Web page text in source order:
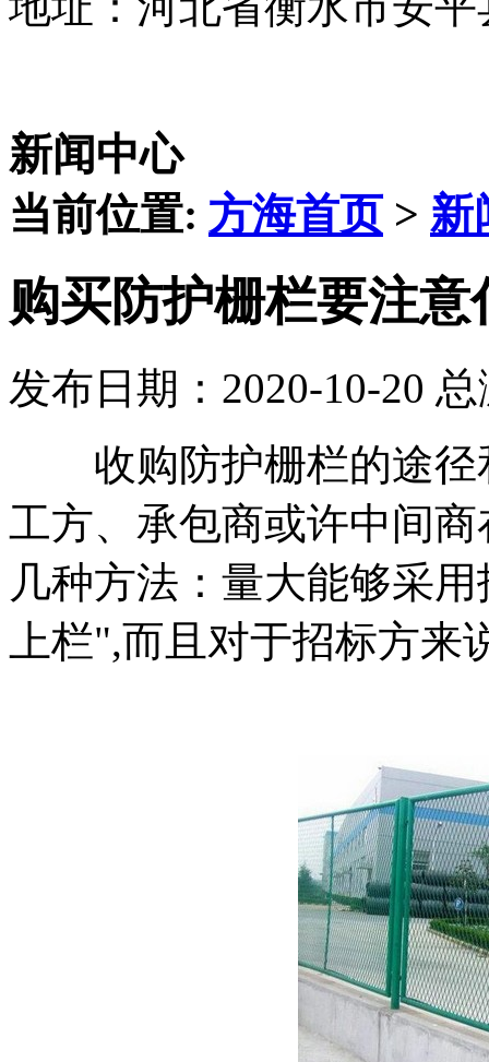
新闻中心
当前位置: 方海首页> 新
购买防护栅栏要注意
发布日期：2020-10-20
收购防护栅栏的途径
工方、承包商或许中间
几种方法：量大能够采
上栏",而且对于招标方